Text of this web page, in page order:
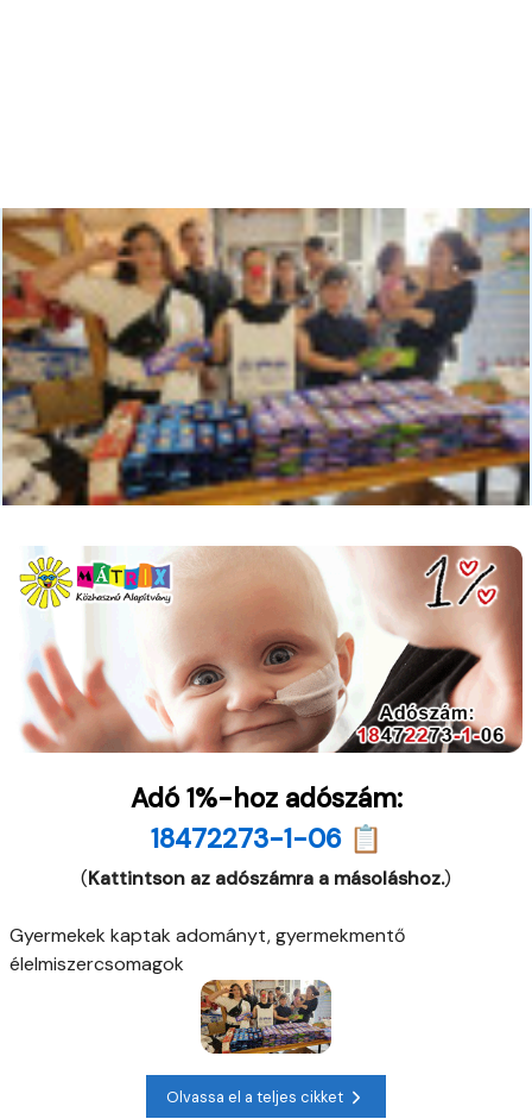
Adó 1%-hoz adószám:
18472273-1-06 📋
(Kattintson az adószámra a másoláshoz.)
Gyermekek kaptak adományt, gyermekmentő
élelmiszercsomagok
Olvassa el a teljes cikket